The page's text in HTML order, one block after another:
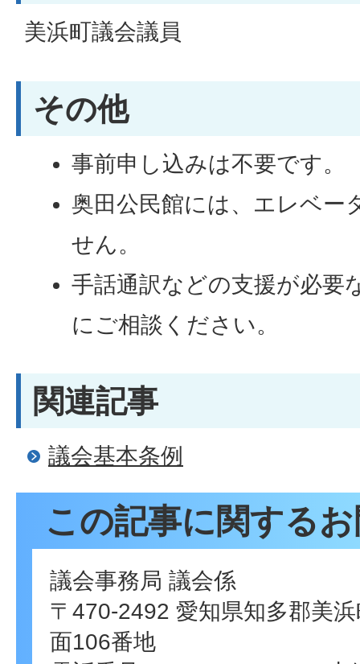
美浜町議会議員
その他
事前申し込みは不要です。
奥田公民館には、エレベー
せん。
手話通訳などの支援が必要
にご相談ください。
関連記事
議会基本条例
この記事に関する
議会事務局 議会係
〒470-2492 愛知県知多郡美
面106番地